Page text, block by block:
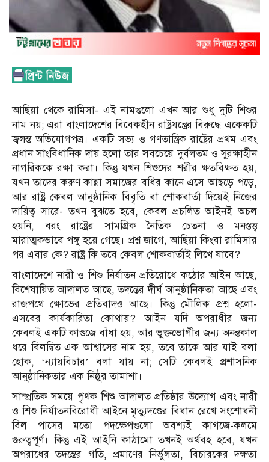
আছিয়া থেকে রামিসা- এই নামগুলো এখন আর শুধু দুটি শিশুর
নাম নয়; এরা বাংলাদেশের বিবেকহীন রাষ্ট্রযন্ত্রের বিরুদ্ধে একেকটি
জ্বলন্ত অভিযোগপত্র। একটি সভ্য ও গণতান্ত্রিক রাষ্ট্রের প্রথম এবং
প্রধান সাংবিধানিক দায় হলো তার সবচেয়ে দুর্বলতম ও সুরক্ষাহীন
নাগরিককে রক্ষা করা। কিন্তু যখন শিশুদের শরীর ক্ষতবিক্ষত হয়,
যখন তাদের করুণ কান্না সমাজের বধির কানে এসে আছড়ে পড়ে,
আর রাষ্ট্র কেবল আনুষ্ঠানিক বিবৃতি বা শোকবার্তা দিয়েই নিজের
দায়িত্ব সারে- তখন বুঝতে হবে, কেবল প্রচলিত আইনই অচল
হয়নি, বরং রাষ্ট্রের সামগ্রিক নৈতিক চেতনা ও মনস্তত্ত্ব
মারাত্মকভাবে পঙ্গু হয়ে গেছে। প্রশ্ন জাগে, আছিয়া কিংবা রামিসার
পর এবার কে? রাষ্ট্র কি তবে কেবল শোকবার্তাই লিখে যাবে?
বাংলাদেশে নারী ও শিশু নির্যাতন প্রতিরোধে কঠোর আইন আছে,
বিশেষায়িত আদালত আছে, তদন্তের দীর্ঘ আনুষ্ঠানিকতা আছে এবং
রাজপথে ক্ষোভের প্রতিবাদও আছে। কিন্তু মৌলিক প্রশ্ন হলো-
এসবের কার্যকারিতা কোথায়? আইন যদি অপরাধীর জন্য
কেবলই একটি কাগুজে বাঁধা হয়, আর ভুক্তভোগীর জন্য অনন্তকাল
ধরে বিলম্বিত এক আশ্বাসের নাম হয়, তবে তাকে আর যাই বলা
হোক, ‘ন্যায়বিচার’ বলা যায় না; সেটি কেবলই প্রশাসনিক
আনুষ্ঠানিকতার এক নিষ্ঠুর তামাশা।
সাম্প্রতিক সময়ে পৃথক শিশু আদালত প্রতিষ্ঠার উদ্যোগ এবং নারী
ও শিশু নির্যাতনবিরোধী আইনে মৃত্যুদণ্ডের বিধান রেখে সংশোধনী
বিল পাসের মতো পদক্ষেপগুলো অবশ্যই কাগজে-কলমে
গুরুত্বপূর্ণ। কিন্তু এই আইনি কাঠামো তখনই অর্থবহ হবে, যখন
অপরাধের তদন্তের গতি, প্রমাণের নির্ভুলতা, বিচারকের দক্ষতা